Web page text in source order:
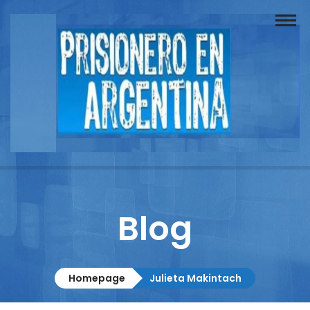
Buscador
Documentos
Columnistas
Contacto
Blog
Homepage Julieta Makintach